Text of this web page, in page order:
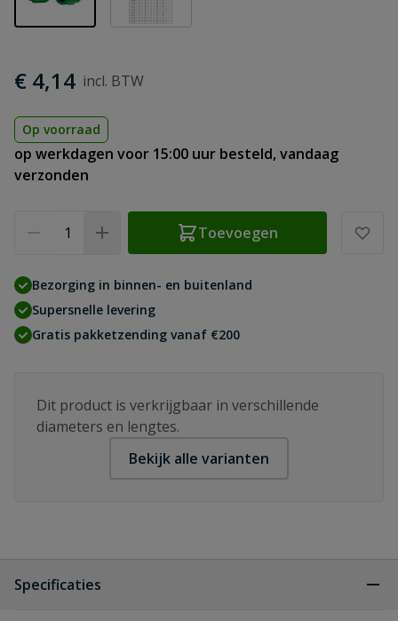
€ 4,14
Op voorraad
op werkdagen voor 15:00 uur besteld, vandaag
verzonden
Toevoegen
Bezorging in binnen- en buitenland
Supersnelle levering
Gratis pakketzending vanaf €200
Dit product is verkrijgbaar in verschillende
diameters en lengtes.
Bekijk alle varianten
Specificaties